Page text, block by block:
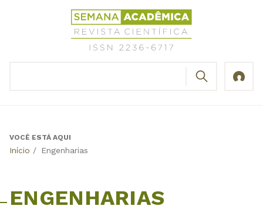
Revista
Científica
Semana
Back
VOCÊ ESTÁ AQUI
Início / Engenharias
ENGENHARIAS